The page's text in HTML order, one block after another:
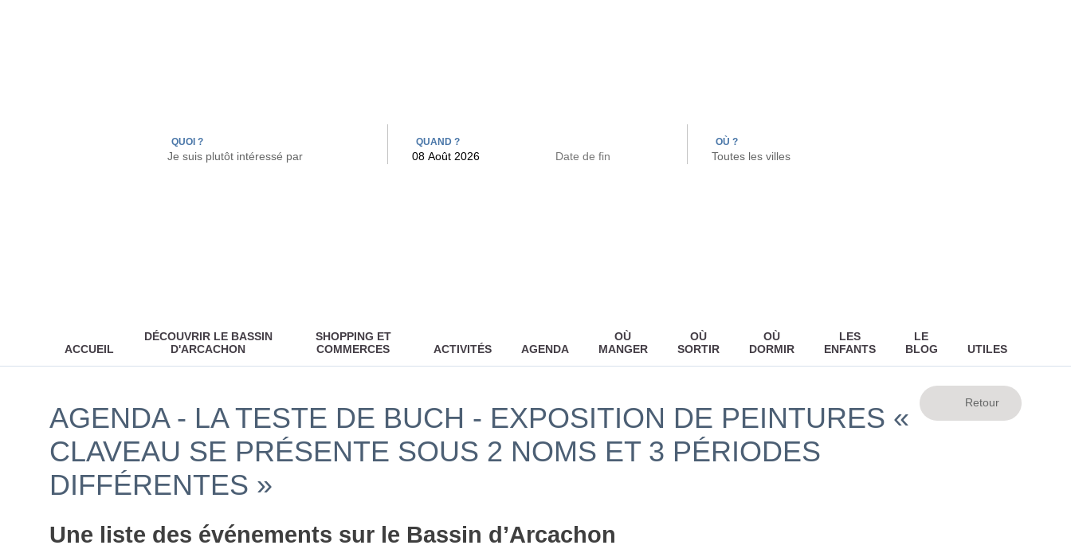
QUOI ? QUAND ? OÙ ?
ACCUEIL
DÉCOUVRIR LE BASSIN
D'ARCACHON
SHOPPING ET
COMMERCES
ACTIVITÉS AGENDA
OÙ
MANGER
OÙ
SORTIR
OÙ
DORMIR
LES
ENFANTS
LE
BLOG
UTILES
AGENDA - LA TESTE DE BUCH - EXPOSITION DE PEINTURES «
CLAVEAU SE PRÉSENTE SOUS 2 NOMS ET 3 PÉRIODES
DIFFÉRENTES »
Une liste des événements sur le Bassin d’Arcachon